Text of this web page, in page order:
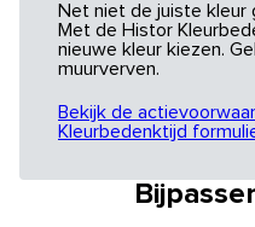
Net niet de juiste kleur
Met de Histor
nieuwe kleur kiezen.
muurverven.
Bekijk de
Kleurbedenktijd